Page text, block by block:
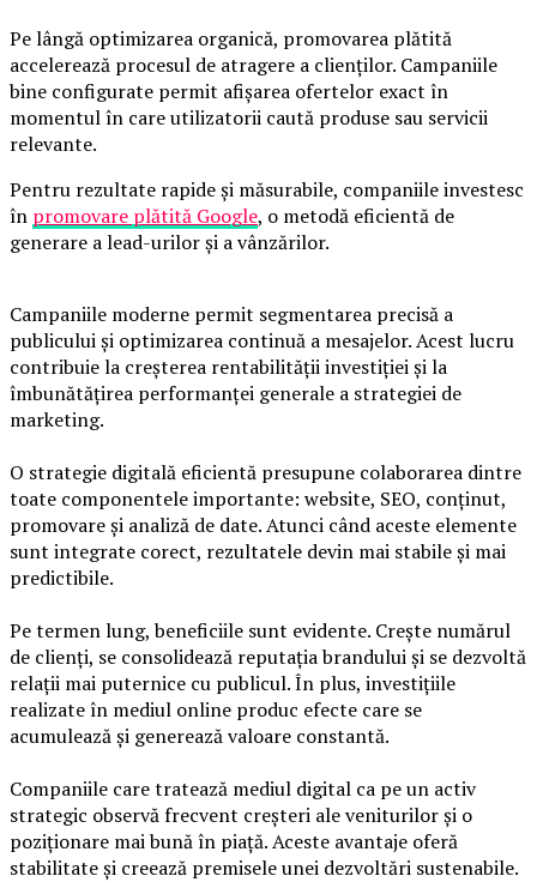
Pe lângă optimizarea organică, promovarea plătită
accelerează procesul de atragere a clienților. Campaniile
bine configurate permit afișarea ofertelor exact în
momentul în care utilizatorii caută produse sau servicii
relevante.
Pentru rezultate rapide și măsurabile, companiile investesc
în promovare plătită Google, o metodă eficientă de
generare a lead-urilor și a vânzărilor.
Campaniile moderne permit segmentarea precisă a
publicului și optimizarea continuă a mesajelor. Acest lucru
contribuie la creșterea rentabilității investiției și la
îmbunătățirea performanței generale a strategiei de
marketing.
O strategie digitală eficientă presupune colaborarea dintre
toate componentele importante: website, SEO, conținut,
promovare și analiză de date. Atunci când aceste elemente
sunt integrate corect, rezultatele devin mai stabile și mai
predictibile.
Pe termen lung, beneficiile sunt evidente. Crește numărul
de clienți, se consolidează reputația brandului și se dezvoltă
relații mai puternice cu publicul. În plus, investițiile
realizate în mediul online produc efecte care se
acumulează și generează valoare constantă.
Companiile care tratează mediul digital ca pe un activ
strategic observă frecvent creșteri ale veniturilor și o
poziționare mai bună în piață. Aceste avantaje oferă
stabilitate și creează premisele unei dezvoltări sustenabile.